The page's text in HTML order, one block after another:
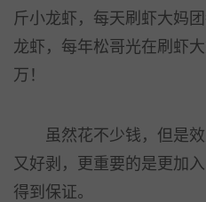
斤小龙虾，每天刷虾大妈
龙虾，每年松哥光在刷虾
万！
虽然花不少钱，但是效
又好剥，更重要的是更加
得到保证。